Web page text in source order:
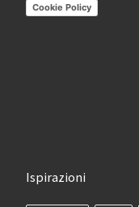
Cookie Policy
Ispirazioni